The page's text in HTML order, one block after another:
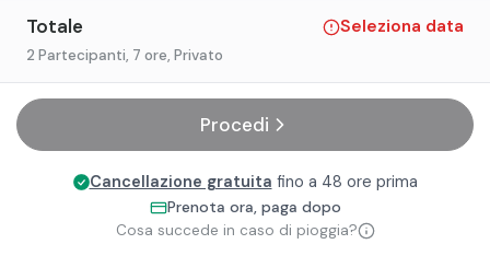
Totale Seleziona data
2 Partecipanti, 7 ore, Privato
Procedi
Cancellazione gratuita fino a 48 ore prima
Prenota ora, paga dopo
Cosa succede in caso di pioggia?